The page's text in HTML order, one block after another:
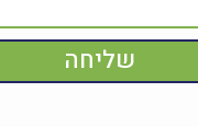
שליחה